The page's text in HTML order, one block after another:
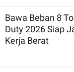
Bawa Beban 8
Duty 2026 Siap
Kerja Berat